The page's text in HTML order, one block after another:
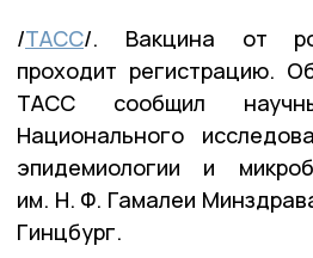
/ТАСС/. Вакцина от
проходит регистрацию.
ТАСС сообщил
Национального
эпидемиологии и
им. Н. Ф. Гамалеи
Гинцбург.